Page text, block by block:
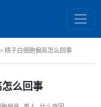
精子白细胞偏高怎么回事
么回事